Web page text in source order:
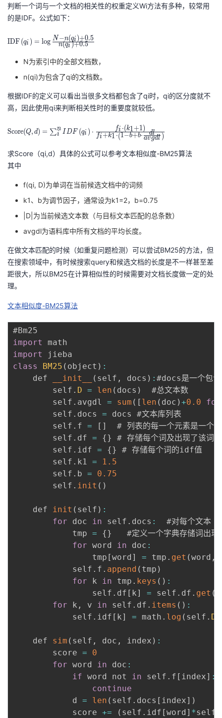
m
e{
or
d)
=
u
m
_i
R
\l
ef
t(
q_
判断一个词与一个文档的相关性的权重定义Wi方法有多种，较常用
的是IDF。公式如下：
\
or
n
m
{I
D
_i
\r
ig
h
=
\l
IDF(qi ) = log n(qi)+0.5
N−n(qi )+0.5
N为索引中的全部文档数，
n(qi)为包含了qi的文档数。
根据IDF的定义可以看出当很多文档都包含了qi时，qi的区分度就不
高，因此使用qi来判断相关性时的重要度就较低。
\
p
er
{
S
c
or
}
Score(Q, d) = ∑i
n
I DF (qi ) ⋅ fi+k1⋅(1−b+b⋅ avgdl
dl )
fi ⋅(k1+1)
求Score（qi,d）具体的公式可以参考文本相似度-BM25算法
其中
f(qi, D)为单词在当前候选文档中的词频
k1、b为调节因子，通常设为k1=2，b=0.75
|D|为当前候选文本数（与目标文本匹配的总条数）
avgdl为语料库中所有文档的平均长度。
在做文本匹配的时候（如重复问题检测）可以尝试BM25的方法，但
在搜索领域中，有时候搜索query和候选文档的长度是不一样甚至差
距很大，所以BM25在计算相似性的时候需要对文档长度做一定的处
理。
文本相似度-BM25算法
import
import
class
BM25 ( object ) :
    def
__init__ ( self , docs ) : #docs是一个包含
        self
. D = len ( docs )
  #总文本数
        self
. avgdl = sum ( [ len ( doc )+0.0 for
        self
. docs = docs #文本库列表
        self
. f = [ ]
# 列表的每一个元素是一个
        self
. df = {}
# 存储每个词及出现了该词
        self
. idf = {}
# 存储每个词的idf值
        self
. k1 =
1.5
        self
. b =
0.75
        self
. init ( )
    def
init ( self ) :
for doc in self . docs :
  #对每个文本
            tmp
= {}
#定义一个字典存储词出现
for word in doc :
                tmp
[word ] = tmp . get (word ,
            self
. f . append ( tmp )
for k in tmp . keys ( ) :
                self
. df [ k] = self . df . get (
for k , v in self . df . items ( ) :
            self
. idf [ k] = math . log ( self . D
    def
sim ( self , doc , index ) :
        score
=
0
for word in doc :
if word not in self . f [ index] :
continue
            d
= len ( self . docs [ index] )
            score
+= ( self . idf [word ] *self